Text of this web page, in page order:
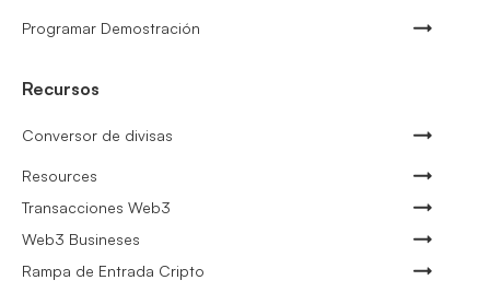
Programar Demostración
Recursos
Conversor de divisas
Resources
Transacciones Web3
Web3 Busineses
Rampa de Entrada Cripto